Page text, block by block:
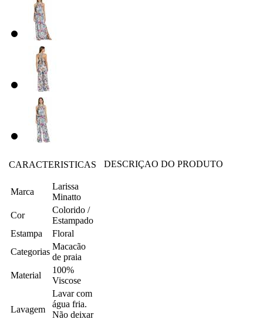
CARACTERISTICAS
Marca
Larissa
Minatto
Cor
Colorido /
Estampado
Estampa
Floral
Categorias
Macacão
de praia
Material
100%
Viscose
Lavagem
Lavar com
água fria.
Não deixar
DESCRIÇAO DO PRODUTO